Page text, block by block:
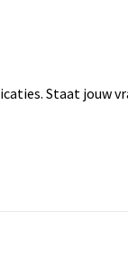
Staat jouw